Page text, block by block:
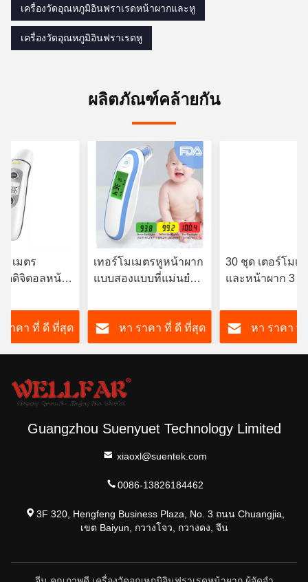
เครื่องวัดอุณหภูมิอินฟราเรดหน้าผากและหู
เครื่องวัดอุณหภูมิอินฟราเรดหู
ผลิตภัณฑ์คล้ายกัน
มเมตร
ดดิจิตอลหน้า
ราคา ที่ ดี ที่สุด
เทอร์โมเมตรหูหน้าผาก
แบบสองแบบที่แม่นยํา
ไข้
หา ราคา ที่ ดี ที่สุด
30 ชุด เตอร์โมเ
และหน้าผาก 3 -
หา ราคา ที่
Guangzhou Suenyuet Technology Limited
xiaoxl@suentek.com
0086-13826184462
3F 320, Hengfeng Business Plaza, No. 3 ถนน Chuangjia,
เขต Baiyun, กวางโจว, กวางดง, จีน